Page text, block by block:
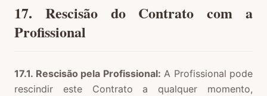
17. Rescisão do Contrato com a
Profissional
17.1. Rescisão pela Profissional: A Profissional pode
rescindir este Contrato a qualquer momento,